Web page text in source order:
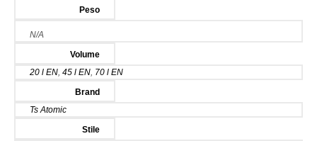
Peso
N/A
Volume
20 l EN 45 l EN 70 l EN
Brand
Ts Atomic
Stile